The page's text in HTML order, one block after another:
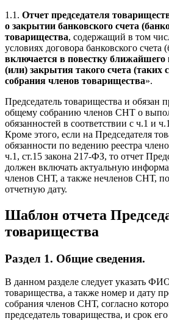
1.1. Отчет председателя
о закрытии банковского счета
товарищества, содержащий в том
условиях договора банковского счета
включается в повестку ближайшего
(или) закрытия такого счета (таких
собрания членов товарищества».
Председатель товарищества и обязан
общему собранию членов СНТ о
обязанностей в соответствии с ч.1 и
Кроме этого, если на Председателя
обязанности по ведению реестра
ч.1, ст.15 закона 217-ФЗ, то отчет
должен включать актуальную
членов СНТ, а также нечленов СНТ,
отчетную дату.
Шаблон отчета
товарищества
Раздел 1. Общие сведения.
В данном разделе следует указать
товарищества, а также номер и дату
собрания членов СНТ, согласно
председатель товарищества, и срок